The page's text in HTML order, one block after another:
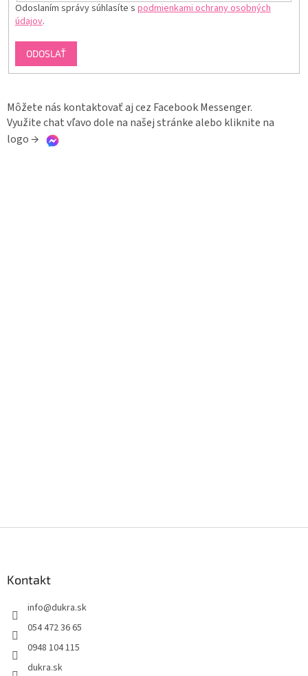
Odoslaním správy súhlasíte s podmienkami ochrany osobných
údajov.
ODOSLAŤ
Môžete nás kontaktovať aj cez Facebook Messenger.
Využite chat vľavo dole na našej stránke alebo kliknite na
logo→
Kontakt
info@dukra.sk
054 472 36 65
0948 104 115
dukra.sk